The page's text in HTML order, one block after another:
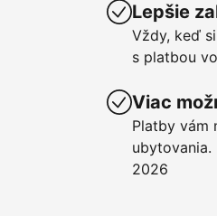
Lepšie
Vždy, keď
s platbou
Viac
Platby vám
2026